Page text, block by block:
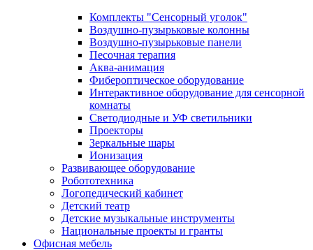
Комплекты "Сенсорный уголок"
Воздушно-пузырьковые колонны
Воздушно-пузырьковые панели
Песочная терапия
Аква-анимация
Фибероптическое оборудование
Интерактивное оборудование для сенсорной
комнаты
Светодиодные и УФ светильники
Проекторы
Зеркальные шары
Ионизация
Развивающее оборудование
Робототехника
Логопедический кабинет
Детский театр
Детские музыкальные инструменты
Национальные проекты и гранты
Офисная мебель